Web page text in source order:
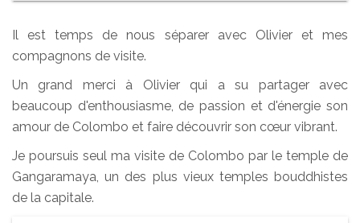
Il est temps de nous séparer avec Olivier et mes
compagnons de visite.
Un grand merci à Olivier qui a su partager avec
beaucoup d'enthousiasme, de passion et d'énergie son
amour de Colombo et faire découvrir son cœur vibrant.
Je poursuis seul ma visite de Colombo par le temple de
Gangaramaya, un des plus vieux temples bouddhistes
de la capitale.